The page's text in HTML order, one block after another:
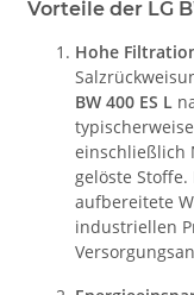
Vorteile der LG
Hohe
BW 400 ES L
einschließlich
gelöste
aufbereitete
industriellen